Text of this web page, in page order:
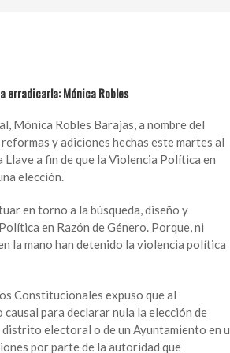
erradicarla: Mónica Robles
Mónica Robles Barajas, a nombre del
y adiciones hechas este martes al
a fin de que la Violencia Política en
elección.
en torno a la búsqueda, diseño y
en Razón de Género. Porque, ni
la mano han detenido la violencia política
Constitucionales expuso que al
para declarar nula la elección de
electoral o de un Ayuntamiento en
por parte de la autoridad que